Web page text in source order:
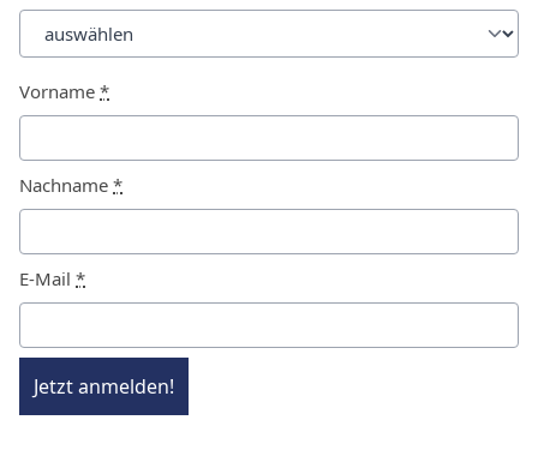
Vorname *
Nachname *
E-Mail *
Jetzt anmelden!